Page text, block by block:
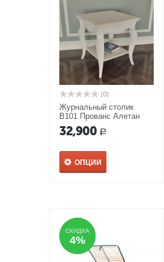
(0)
Журнальный столик
В101 Прованс Алетан
32,900 Р
ОПЦИИ
СКИДКА
4%
СКИДКА
4%